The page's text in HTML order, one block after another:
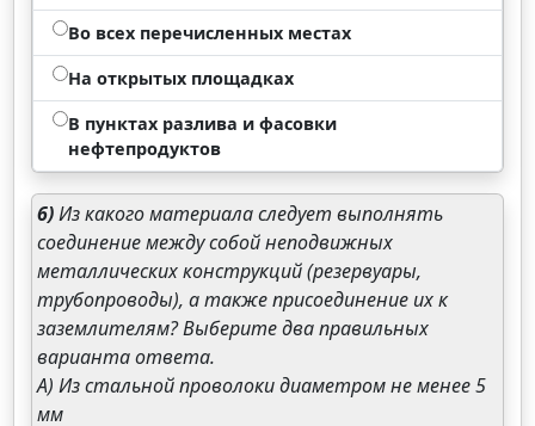
Во всех перечисленных местах
На открытых площадках
В пунктах разлива и фасовки
нефтепродуктов
6)Из какого материала следует выполнять
соединение между собой неподвижных
металлических конструкций (резервуары,
трубопроводы), а также присоединение их к
заземлителям? Выберите два правильных
варианта ответа.
А) Из стальной проволоки диаметром не менее 5
мм